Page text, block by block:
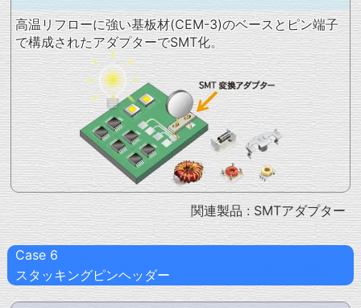
高温リフローに強い基板材(CEM-3)のベースとピン端子
で構成されたアダプターでSMT化。
関連製品 : SMTアダプター
Case 6
スタッキングピンヘッダー